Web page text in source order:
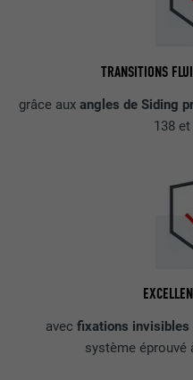
TRANSITIONS
grâce aux angles de Siding
138
avec fixations invisibles
système éprouvé